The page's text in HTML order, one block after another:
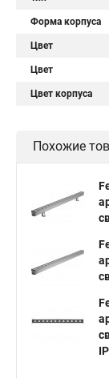
Форма корпуса
Цвет
Цвет
Цвет корпуса
Похожие